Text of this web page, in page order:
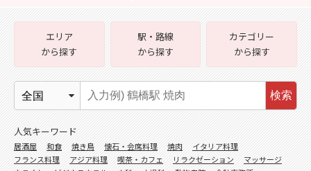
エリア
から探す
駅・路線
から探す
カテゴリー
から探す
検索
人気キーワード
居酒屋 和食 焼き鳥 懐石・会席料理 焼肉
イタリア料理
フランス料理
アジア料理 喫茶・カフェ リラクゼーション
マッサージ